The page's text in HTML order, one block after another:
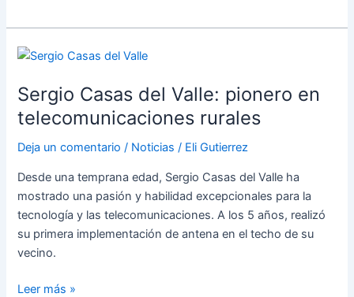
Sergio Casas del Valle: pionero en
telecomunicaciones rurales
Deja un comentario / Noticias / Eli Gutierrez
Desde una temprana edad, Sergio Casas del Valle ha
mostrado una pasión y habilidad excepcionales para la
tecnología y las telecomunicaciones. A los 5 años, realizó
su primera implementación de antena en el techo de su
vecino.
Sergio
del
Valle:
en
Leer más »